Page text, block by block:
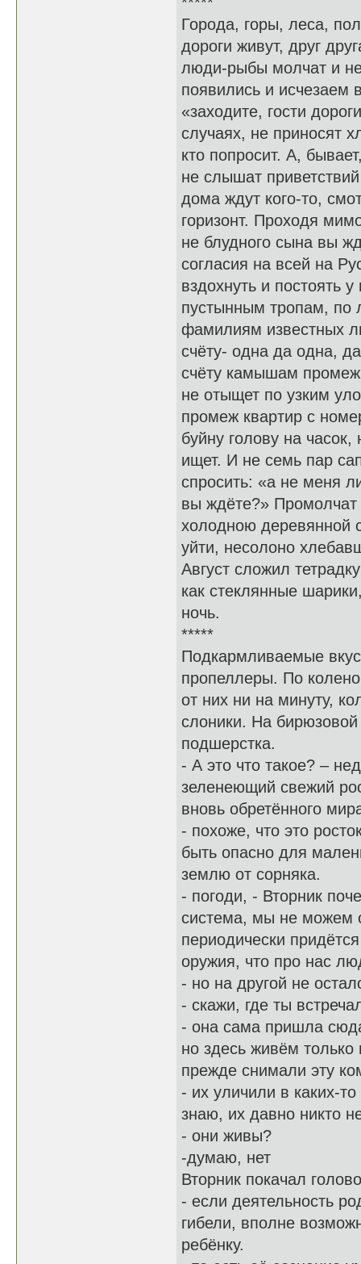
Города, горы, леса,
дороги живут, друг
люди-рыбы молчат и
появились и исчезаем
«заходите, гости
случаях, не приносят
кто попросит. А,
не слышат
дома ждут кого-то,
горизонт. Проходя
не блудного сына вы
согласия на всей на
вздохнуть и постоять
пустынным тропам, по
фамилиям известных
счёту- одна да одна,
счёту камышам
не отыщет по узким
промеж квартир с
буйну голову на
ищет. И не семь пар
спросить: «а не меня
вы ждёте?» Промолчат
холодною деревянной
уйти, несолоно
Август сложил
как стеклянные
ночь.
*****
Подкармливаемые
пропеллеры. По
от них ни на минуту,
слоники. На
подшерстка.
- А это что такое? –
зеленеющий свежий
вновь обретённого
- похоже, что это
быть опасно для
землю от сорняка.
- погоди, - Вторник
система, мы не можем
периодически
оружия, что про нас
- но на другой не
- скажи, где ты
- она сама пришла
но здесь живём
прежде снимали эту
- их уличили в каких-
знаю, их давно никто
- они живы?
-думаю, нет
Вторник покачал
- если деятельность
гибели, вполне
ребёнку.